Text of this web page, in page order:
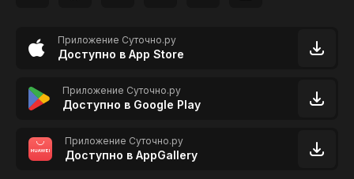
Приложение Суточно.ру
Доступно в App Store
Приложение Суточно.ру
Доступно в Google Play
Приложение Суточно.ру
Доступно в AppGallery